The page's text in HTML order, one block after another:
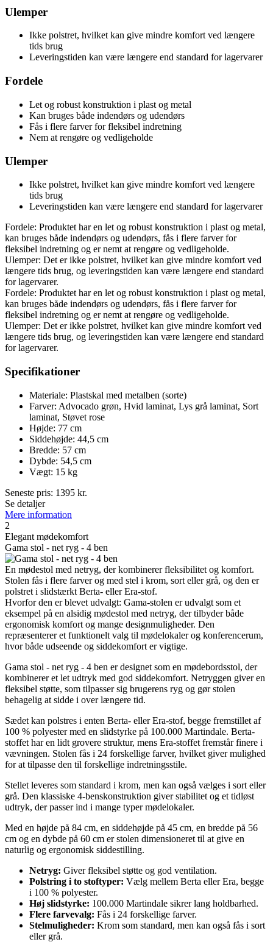
Ulemper
Ikke polstret, hvilket kan give mindre komfort ved længere
tids brug
Leveringstiden kan være længere end standard for lagervarer
Fordele
Let og robust konstruktion i plast og metal
Kan bruges både indendørs og udendørs
Fås i flere farver for fleksibel indretning
Nem at rengøre og vedligeholde
Ulemper
Ikke polstret, hvilket kan give mindre komfort ved længere
tids brug
Leveringstiden kan være længere end standard for lagervarer
Fordele: Produktet har en let og robust konstruktion i plast og metal,
kan bruges både indendørs og udendørs, fås i flere farver for
fleksibel indretning og er nemt at rengøre og vedligeholde.
Ulemper: Det er ikke polstret, hvilket kan give mindre komfort ved
længere tids brug, og leveringstiden kan være længere end standard
for lagervarer.
Fordele: Produktet har en let og robust konstruktion i plast og metal,
kan bruges både indendørs og udendørs, fås i flere farver for
fleksibel indretning og er nemt at rengøre og vedligeholde.
Ulemper: Det er ikke polstret, hvilket kan give mindre komfort ved
længere tids brug, og leveringstiden kan være længere end standard
for lagervarer.
Specifikationer
Materiale: Plastskal med metalben (sorte)
Farver: Advocado grøn, Hvid laminat, Lys grå laminat, Sort
laminat, Støvet rose
Højde: 77 cm
Siddehøjde: 44,5 cm
Bredde: 57 cm
Dybde: 54,5 cm
Vægt: 15 kg
Seneste pris: 1395 kr.
Se detaljer
Mere information
2
Elegant mødekomfort
Gama stol - net ryg - 4 ben
En mødestol med netryg, der kombinerer fleksibilitet og komfort.
Stolen fås i flere farver og med stel i krom, sort eller grå, og den er
polstret i slidstærkt Berta- eller Era-stof.
Hvorfor den er blevet udvalgt: Gama-stolen er udvalgt som et
eksempel på en alsidig mødestol med netryg, der tilbyder både
ergonomisk komfort og mange designmuligheder. Den
repræsenterer et funktionelt valg til mødelokaler og konferencerum,
hvor både udseende og siddekomfort er vigtige.
Gama stol - net ryg - 4 ben er designet som en mødebordsstol, der
kombinerer et let udtryk med god siddekomfort. Netryggen giver en
fleksibel støtte, som tilpasser sig brugerens ryg og gør stolen
behagelig at sidde i over længere tid.
Sædet kan polstres i enten Berta- eller Era-stof, begge fremstillet af
100 % polyester med en slidstyrke på 100.000 Martindale. Berta-
stoffet har en lidt grovere struktur, mens Era-stoffet fremstår finere i
vævningen. Stolen fås i 24 forskellige farver, hvilket giver mulighed
for at tilpasse den til forskellige indretningsstile.
Stellet leveres som standard i krom, men kan også vælges i sort eller
grå. Den klassiske 4-benskonstruktion giver stabilitet og et tidløst
udtryk, der passer ind i mange typer mødelokaler.
Med en højde på 84 cm, en siddehøjde på 45 cm, en bredde på 56
cm og en dybde på 60 cm er stolen dimensioneret til at give en
naturlig og ergonomisk siddestilling.
Netryg: Giver fleksibel støtte og god ventilation.
Polstring i to stoftyper: Vælg mellem Berta eller Era, begge
i 100 % polyester.
Høj slidstyrke: 100.000 Martindale sikrer lang holdbarhed.
Flere farvevalg: Fås i 24 forskellige farver.
Stelmuligheder: Krom som standard, men kan også fås i sort
eller grå.